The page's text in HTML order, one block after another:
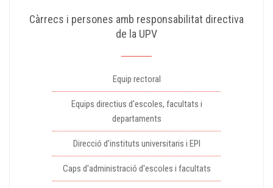
Càrrecs i persones amb responsabilitat directiva
de la UPV
Equip rectoral
Equips directius d'escoles, facultats i
departaments
Direcció d'instituts universitaris i EPI
Caps d'administració d'escoles i facultats